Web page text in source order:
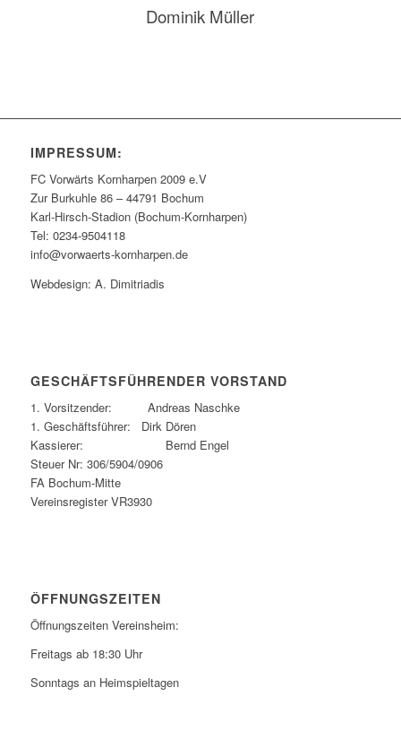
Dominik Müller
IMPRESSUM:
FC Vorwärts Kornharpen 2009 e.V
Zur Burkuhle 86 – 44791 Bochum
Karl-Hirsch-Stadion (Bochum-Kornharpen)
Tel: 0234-9504118
info@vorwaerts-kornharpen.de
Webdesign: A. Dimitriadis
GESCHÄFTSFÜHRENDER VORSTAND
1. Vorsitzender: Andreas Naschke
1. Geschäftsführer: Dirk Dören
Kassierer: Bernd Engel
Steuer Nr: 306/5904/0906
FA Bochum-Mitte
Vereinsregister VR3930
ÖFFNUNGSZEITEN
Öffnungszeiten Vereinsheim:
Freitags ab 18:30 Uhr
Sonntags an Heimspieltagen